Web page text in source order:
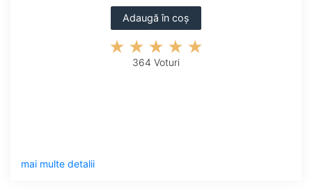
Adaugă în coș
364 Voturi
mai multe detalii